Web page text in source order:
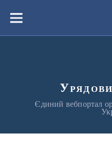
вмістуМеню
Єдиний вебпортал